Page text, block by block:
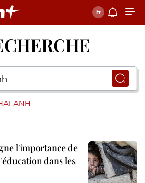
ANH
l'importance de
dans les